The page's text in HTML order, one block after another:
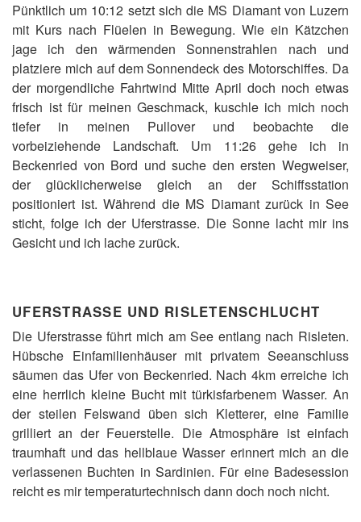
Pünktlich um 10:12 setzt sich die MS Diamant von Luzern
mit Kurs nach Flüelen in Bewegung. Wie ein Kätzchen
jage ich den wärmenden Sonnenstrahlen nach und
platziere mich auf dem Sonnendeck des Motorschiffes. Da
der morgendliche Fahrtwind Mitte April doch noch etwas
frisch ist für meinen Geschmack, kuschle ich mich noch
tiefer in meinen Pullover und beobachte die
vorbeiziehende Landschaft. Um 11:26 gehe ich in
Beckenried von Bord und suche den ersten Wegweiser,
der glücklicherweise gleich an der Schiffsstation
positioniert ist. Während die MS Diamant zurück in See
sticht, folge ich der Uferstrasse. Die Sonne lacht mir ins
Gesicht und ich lache zurück.
UFERSTRASSE UND RISLETENSCHLUCHT
Die Uferstrasse führt mich am See entlang nach Risleten.
Hübsche Einfamilienhäuser mit privatem Seeanschluss
säumen das Ufer von Beckenried. Nach 4km erreiche ich
eine herrlich kleine Bucht mit türkisfarbenem Wasser. An
der steilen Felswand üben sich Kletterer, eine Familie
grilliert an der Feuerstelle. Die Atmosphäre ist einfach
traumhaft und das hellblaue Wasser erinnert mich an die
verlassenen Buchten in Sardinien. Für eine Badesession
reicht es mir temperaturtechnisch dann doch noch nicht.